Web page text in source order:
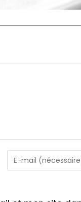
Enter
your